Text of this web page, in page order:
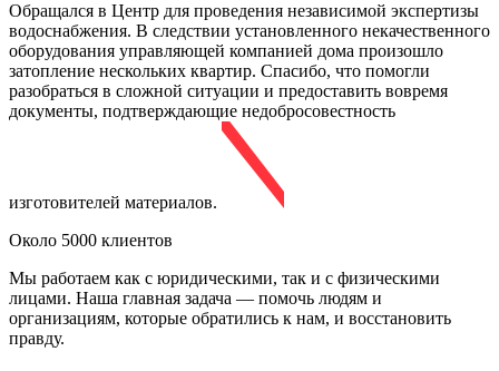
Обращался в Центр для проведения независимой экспертизы
водоснабжения. В следствии установленного некачественного
оборудования управляющей компанией дома произошло
затопление нескольких квартир. Спасибо, что помогли
разобраться в сложной ситуации и предоставить вовремя
документы, подтверждающие недобросовестность
изготовителей материалов.
Около 5000 клиентов
Мы работаем как с юридическими, так и с физическими
лицами. Наша главная задача — помочь людям и
организациям, которые обратились к нам, и восстановить
правду.